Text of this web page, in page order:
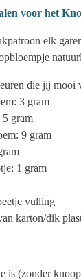
voor het
elk
die jij mooi
3 gram
5 gram
9 gram
1 gram
vulling
karton/dik
is (zonder